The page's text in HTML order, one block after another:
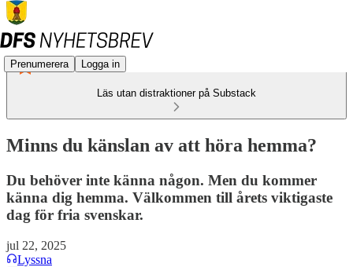
Prenumerera Logga in
Läs utan distraktioner på Substack
Minns du känslan av att höra hemma?
Du behöver inte känna någon. Men du kommer
känna dig hemma. Välkommen till årets viktigaste
dag för fria svenskar.
jul 22, 2025
Lyssna